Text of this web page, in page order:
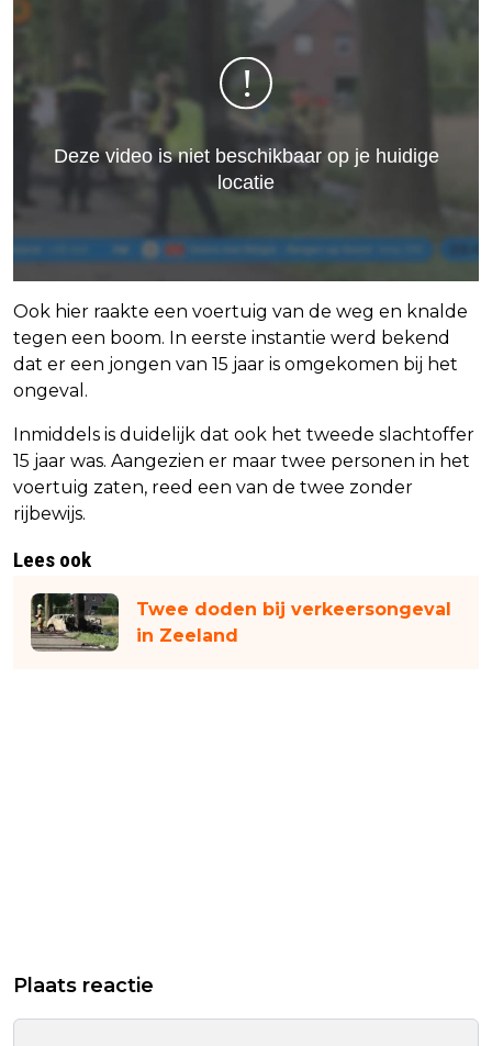
Ook hier raakte een voertuig van de weg en knalde
tegen een boom. In eerste instantie werd bekend
dat er een jongen van 15 jaar is omgekomen bij het
ongeval.
Inmiddels is duidelijk dat ook het tweede slachtoffer
15 jaar was. Aangezien er maar twee personen in het
voertuig zaten, reed een van de twee zonder
rijbewijs.
Lees ook
Twee doden bij verkeersongeval
in Zeeland
Plaats reactie